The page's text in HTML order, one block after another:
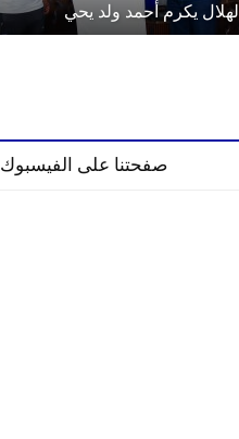
الهلال يكرم أحمد ولد يحي
صفحتنا على الفيسبوك